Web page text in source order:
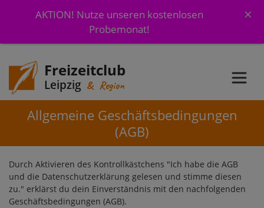
AKTION! Nutze unseren kostenlosen
Probemonat!
×
Freizeitclub
Leipzig & Region
Allgemeine Geschäftsbedingungen
(AGB)
Durch Aktivieren des Kontrollkästchens "Ich habe die AGB
und die Datenschutzerklärung gelesen und stimme diesen
zu." erklärst du dein Einverständnis mit den nachfolgenden
Geschäftsbedingungen (AGB).